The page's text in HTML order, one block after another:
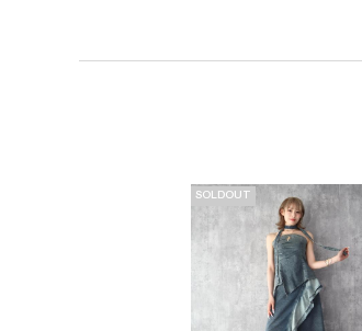
SOLDOUT